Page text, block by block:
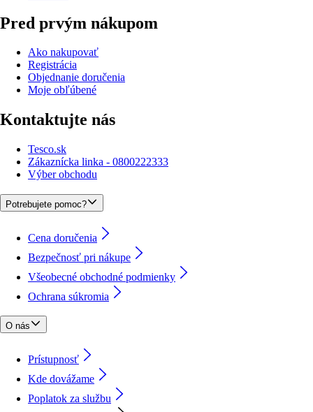
Pred prvým nákupom
Ako nakupovať
Registrácia
Objednanie doručenia
Moje obľúbené
Kontaktujte nás
Tesco.sk
Zákaznícka linka - 0800222333
Výber obchodu
Potrebujete pomoc?
Cena doručenia
Bezpečnosť pri nákupe
Všeobecné obchodné podmienky
Ochrana súkromia
O nás
Prístupnosť
Kde dovážame
Poplatok za službu